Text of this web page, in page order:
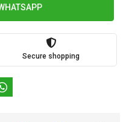
Secure shopping